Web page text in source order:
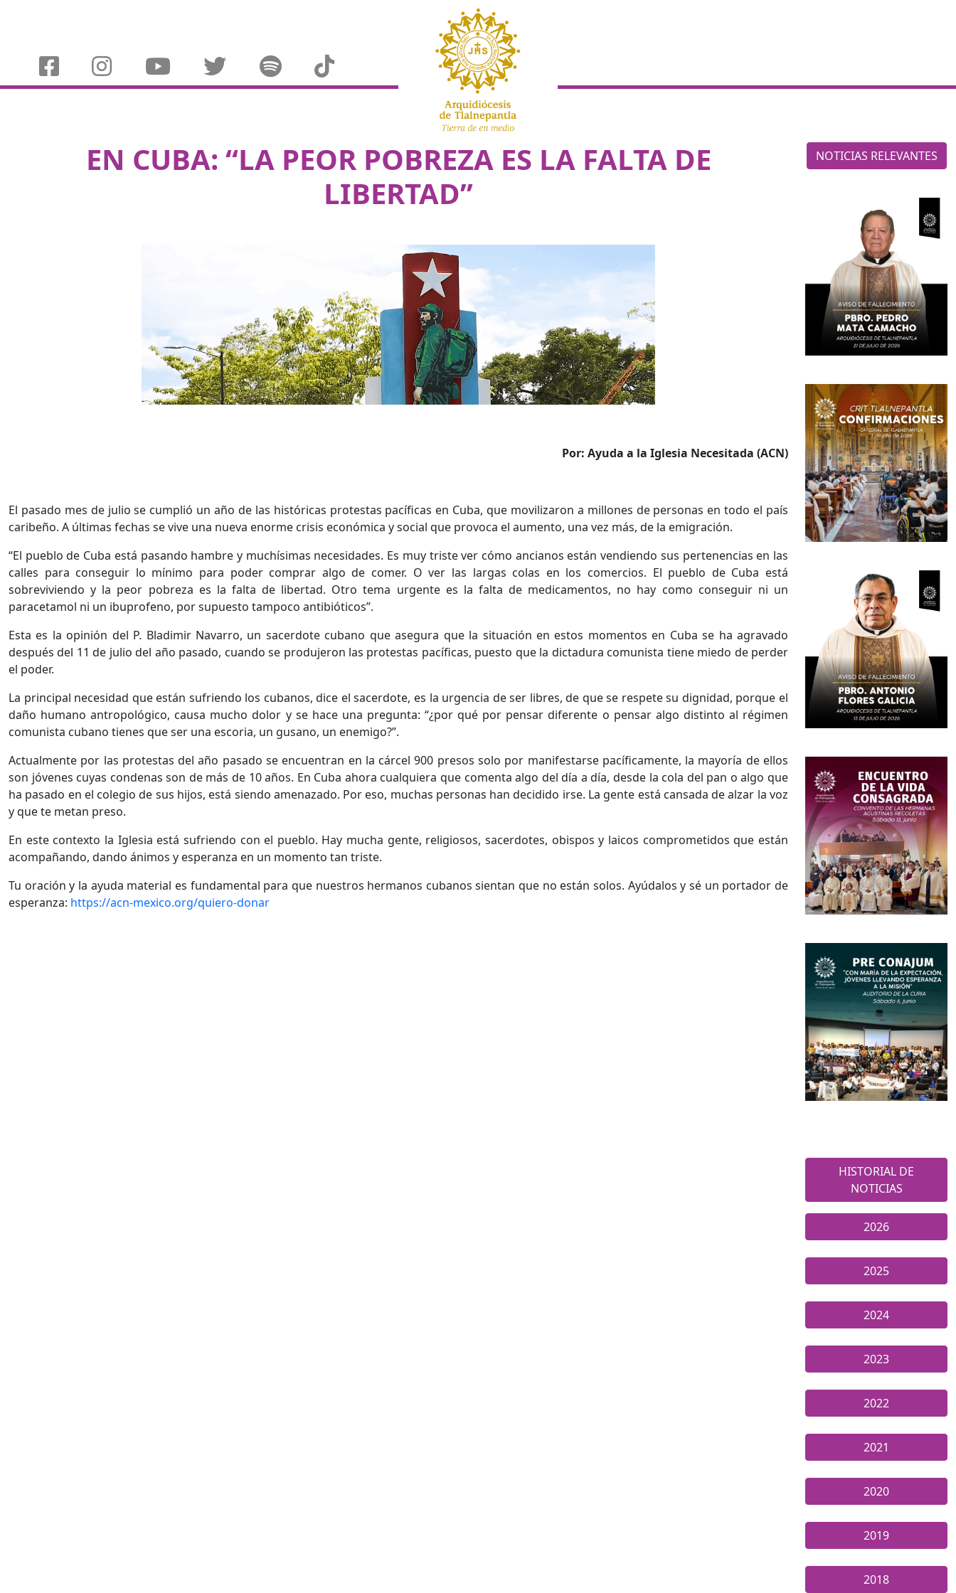
EN CUBA: “LA PEOR POBREZA ES LA FALTA DE
LIBERTAD”
Por: Ayuda a la Iglesia Necesitada (ACN)
El pasado mes de julio se cumplió un año de las históricas protestas pacíficas en Cuba, que movilizaron a millones de personas en todo el país
caribeño. A últimas fechas se vive una nueva enorme crisis económica y social que provoca el aumento, una vez más, de la emigración.
“El pueblo de Cuba está pasando hambre y muchísimas necesidades. Es muy triste ver cómo ancianos están vendiendo sus pertenencias en las
calles para conseguir lo mínimo para poder comprar algo de comer. O ver las largas colas en los comercios. El pueblo de Cuba está
sobreviviendo y la peor pobreza es la falta de libertad. Otro tema urgente es la falta de medicamentos, no hay como conseguir ni un
paracetamol ni un ibuprofeno, por supuesto tampoco antibióticos”.
Esta es la opinión del P. Bladimir Navarro, un sacerdote cubano que asegura que la situación en estos momentos en Cuba se ha agravado
después del 11 de julio del año pasado, cuando se produjeron las protestas pacíficas, puesto que la dictadura comunista tiene miedo de perder
el poder.
La principal necesidad que están sufriendo los cubanos, dice el sacerdote, es la urgencia de ser libres, de que se respete su dignidad, porque el
daño humano antropológico, causa mucho dolor y se hace una pregunta: “¿por qué por pensar diferente o pensar algo distinto al régimen
comunista cubano tienes que ser una escoria, un gusano, un enemigo?”.
Actualmente por las protestas del año pasado se encuentran en la cárcel 900 presos solo por manifestarse pacíficamente, la mayoría de ellos
son jóvenes cuyas condenas son de más de 10 años. En Cuba ahora cualquiera que comenta algo del día a día, desde la cola del pan o algo que
ha pasado en el colegio de sus hijos, está siendo amenazado. Por eso, muchas personas han decidido irse. La gente está cansada de alzar la voz
y que te metan preso.
En este contexto la Iglesia está sufriendo con el pueblo. Hay mucha gente, religiosos, sacerdotes, obispos y laicos comprometidos que están
acompañando, dando ánimos y esperanza en un momento tan triste.
Tu oración y la ayuda material es fundamental para que nuestros hermanos cubanos sientan que no están solos. Ayúdalos y sé un portador de
esperanza: https://acn-mexico.org/quiero-donar
NOTICIAS RELEVANTES
HISTORIAL DE
NOTICIAS
2026
2025
2024
2023
2022
2021
2020
2019
2018